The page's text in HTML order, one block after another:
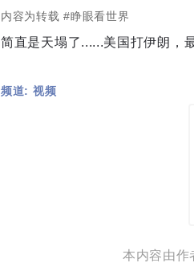
内容为转载 #睁眼看世界
简直是天塌了......美国打伊朗，
频道: 视频
本内容由作